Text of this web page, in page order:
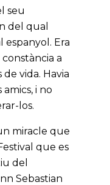
seu
del qual
Era
a
vida. Havia
i no
los.
miracle que
que es
del
Sebastian